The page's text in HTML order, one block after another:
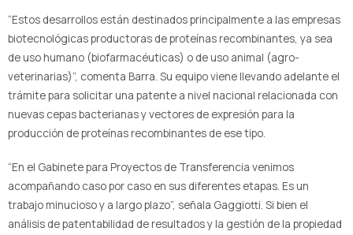
“Estos desarrollos están destinados principalmente a las empresas
biotecnológicas productoras de proteínas recombinantes, ya sea
de uso humano (biofarmacéuticas) o de uso animal (agro-
veterinarias)”, comenta Barra. Su equipo viene llevando adelante el
trámite para solicitar una patente a nivel nacional relacionada con
nuevas cepas bacterianas y vectores de expresión para la
producción de proteínas recombinantes de ese tipo.
“En el Gabinete para Proyectos de Transferencia venimos
acompañando caso por caso en sus diferentes etapas. Es un
trabajo minucioso y a largo plazo”, señala Gaggiotti. Si bien el
análisis de patentabilidad de resultados y la gestión de la propiedad